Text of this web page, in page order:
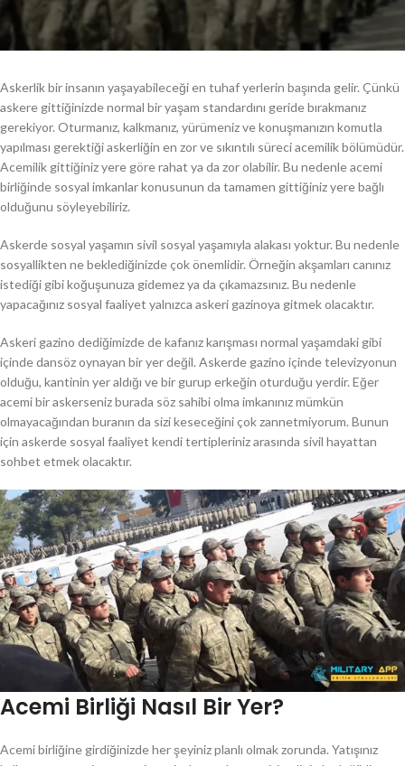
Askerlik bir insanın yaşayabileceği en tuhaf yerlerin başında gelir. Çünkü
askere gittiğinizde normal bir yaşam standardını geride bırakmanız
gerekiyor. Oturmanız, kalkmanız, yürümeniz ve konuşmanızın komutla
yapılması gerektiği askerliğin en zor ve sıkıntılı süreci acemilik bölümüdür.
Acemilik gittiğiniz yere göre rahat ya da zor olabilir. Bu nedenle acemi
birliğinde sosyal imkanlar konusunun da tamamen gittiğiniz yere bağlı
olduğunu söyleyebiliriz.
Askerde sosyal yaşamın sivil sosyal yaşamıyla alakası yoktur. Bu nedenle
sosyallikten ne beklediğinizde çok önemlidir. Örneğin akşamları canınız
istediği gibi koğuşunuza gidemez ya da çıkamazsınız. Bu nedenle
yapacağınız sosyal faaliyet yalnızca askeri gazinoya gitmek olacaktır.
Askeri gazino dediğimizde de kafanız karışması normal yaşamdaki gibi
içinde dansöz oynayan bir yer değil. Askerde gazino içinde televizyonun
olduğu, kantinin yer aldığı ve bir gurup erkeğin oturduğu yerdir. Eğer
acemi bir askerseniz burada söz sahibi olma imkanınız mümkün
olmayacağından buranın da sizi keseceğini çok zannetmiyorum. Bunun
için askerde sosyal faaliyet kendi tertipleriniz arasında sivil hayattan
sohbet etmek olacaktır.
Acemi Birliği Nasıl Bir Yer?
Acemi birliğine girdiğinizde her şeyiniz planlı olmak zorunda. Yatışınız